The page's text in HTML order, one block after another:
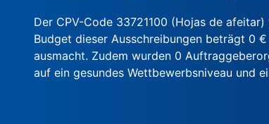
Der CPV-Code 33721100 (Hojas de
Budget dieser Ausschreibungen beträgt 0
ausmacht. Zudem wurden 0
auf ein gesundes Wettbewerbsniveau und